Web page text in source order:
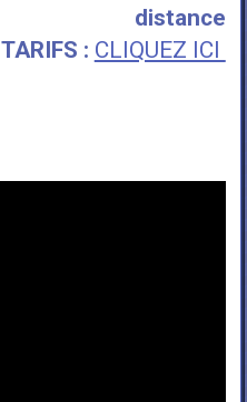
distance
TARIFS : CLIQUEZ ICI